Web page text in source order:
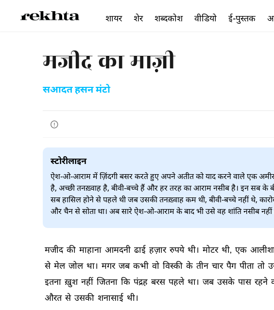
मजीद का माज़ी
सआदत हसन मंटो
स्टोरीलाइन
ऐश-ओ-आराम में ज़िंदगी बसर करते हुए अपने अतीत को याद करने वाले एक
है, अच्छी तनख़्वाह है, बीवी-बच्चे हैं और हर तरह का आराम नसीब है। इन सब के
सब हासिल होने से पहले थी जब उसकी तनख़्वाह कम थी, बीवी-बच्चे नहीं थे,
और चैन से सोता था। अब सारे ऐश-ओ-आराम के बाद भी उसे वह शांति नसीब नहीं
मजीद की माहाना आमदनी ढाई हज़ार रुपये थी। मोटर थी, एक
से मेल जोल था। मगर जब कभी वो विस्की के तीन चार पैग पीता तो
इतना ख़ुश नहीं जितना कि पंद्रह बरस पहले था। जब उसके पास रहने
औरत से उसकी शनासाई थी।
शायर शेर शब्दकोश वीडियो ई-पुस्तक